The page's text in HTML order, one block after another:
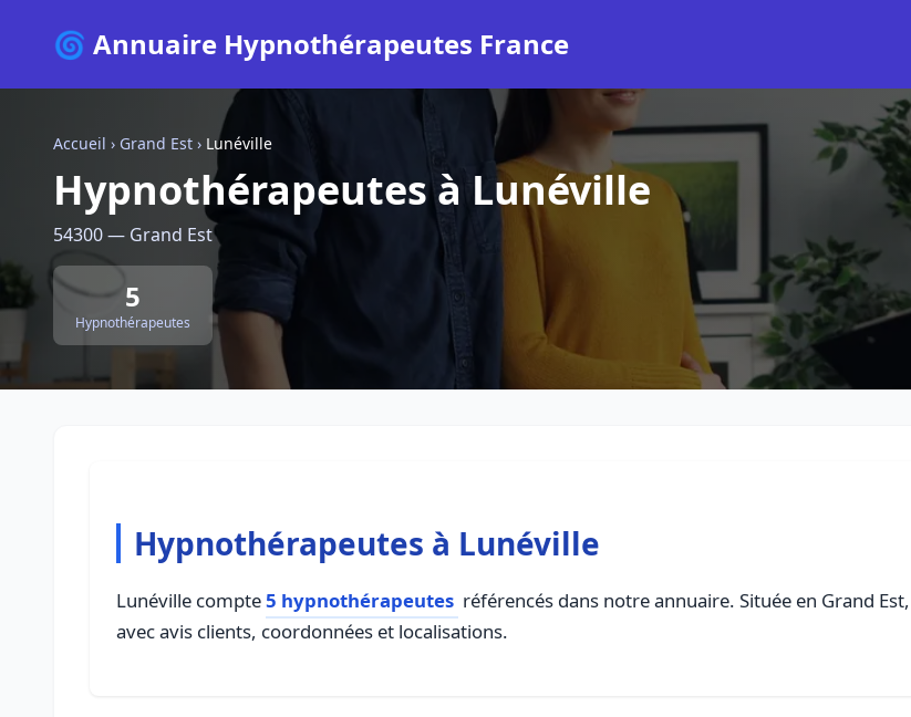
🌀 Annuaire Hypnothérapeutes France
Accueil › Grand Est › Lunéville
Hypnothérapeutes à Lunéville
54300 — Grand Est
5
Hypnothérapeutes
Hypnothérapeutes à Lunéville
Lunéville compte5 hypnothérapeutes référencés dans notre annuaire. Située en Grand
avec avis clients, coordonnées et localisations.